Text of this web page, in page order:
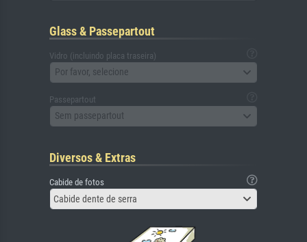
Glass & Passepartout
Vidro (incluindo placa traseira)
Por favor, selecione
Passepartout
Sem passepartout
Diversos & Extras
Cabide de fotos
Cabide dente de serra